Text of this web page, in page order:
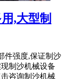
,大型制
件强度,保证制沙
制沙机械设备
咨询制沙机械